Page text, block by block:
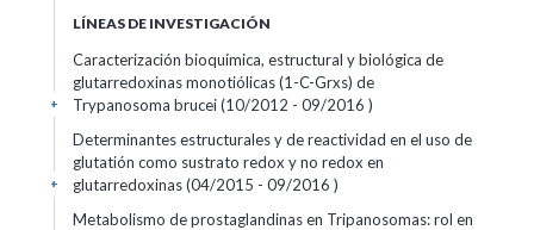
LÍNEAS DE INVESTIGACIÓN
Caracterización bioquímica, estructural y biológica de
glutarredoxinas monotiólicas (1-C-Grxs) de
Trypanosoma brucei (10/2012 - 09/2016 )
+
Determinantes estructurales y de reactividad en el uso de
glutatión como sustrato redox y no redox en
glutarredoxinas (04/2015 - 09/2016 )
+
Metabolismo de prostaglandinas en Tripanosomas: rol en